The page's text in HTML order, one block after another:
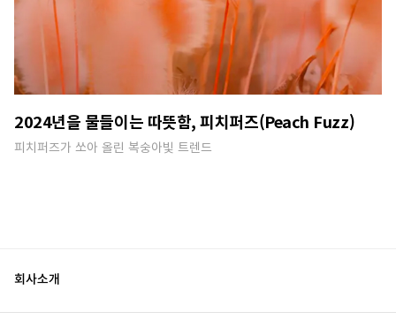
2024년을 물들이는 따뜻함, 피치퍼즈(Peach Fuzz)
피치퍼즈가 쏘아 올린 복숭아빛 트렌드
회사소개